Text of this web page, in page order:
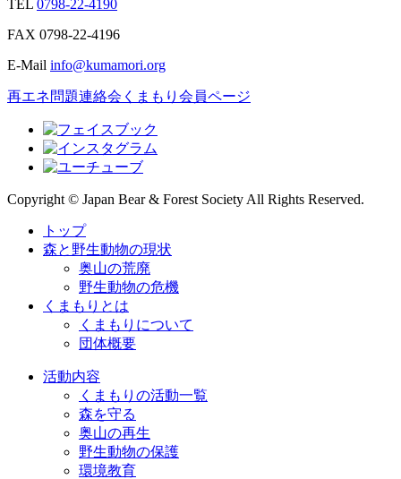
TEL 0798-22-4190
FAX 0798-22-4196
E-Mail info@kumamori.org
再エネ問題連絡会 くまもり会員ページ
Copyright © Japan Bear & Forest Society All Rights Reserved.
トップ
森と野生動物の現状
奥山の荒廃
野生動物の危機
くまもりとは
くまもりについて
団体概要
活動内容
くまもりの活動一覧
森を守る
奥山の再生
野生動物の保護
環境教育